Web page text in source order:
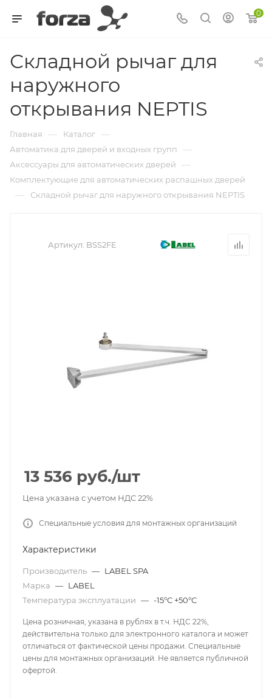
0
Складной рычаг для
наружного
открывания NEPTIS
Главная — Каталог —
Автоматика для дверей и входных групп —
Аксессуары для автоматических дверей —
Комплектующие для автоматических распашных дверей
— Складной рычаг для наружного открывания NEPTIS
Артикул: BSS2FE
13 536 руб./шт
Цена указана с учетом НДС 22%
Специальные условия для монтажных организаций
Характеристики
Производитель — LABEL SPA
Марка — LABEL
Температура эксплуатации — -15°С +50°С
Цена розничная, указана в рублях в т.ч. НДС 22%,
действительна только для электронного каталога и может
отличаться от фактической цены продажи. Специальные
цены для монтажных организаций. Не является публичной
офертой.